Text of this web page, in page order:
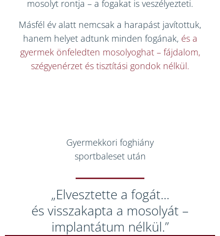
mosolyt rontja – a fogakat is veszélyezteti.
Másfél év alatt nemcsak a harapást javítottuk,
hanem helyet adtunk minden fogának, és a
gyermek önfeledten mosolyoghat – fájdalom,
szégyenérzet és tisztítási gondok nélkül.
Gyermekkori foghiány
sportbaleset után
„Elvesztette a fogát...
és visszakapta a mosolyát –
implantátum nélkül.”